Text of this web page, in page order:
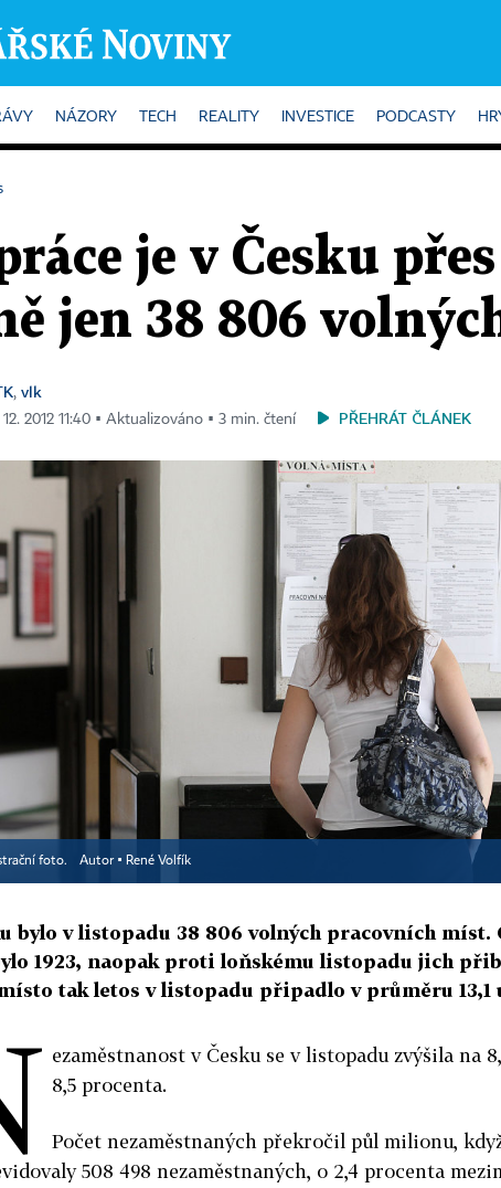
NÁZORY TECH REALITY INVESTICE PODCASTY
je v Česku
jen 38 806
, vlk
12. 2012 11:40 ▪ Aktualizováno ▪ 3 min. čtení PŘEHRÁT ČLÁNEK
foto. Autor ▪ René Volfík
bylo v listopadu 38 806 volných pracovních
1923, naopak proti loňskému listopadu jich
tak letos v listopadu připadlo v průměru 13,1
ezaměstnanost v Česku se v listopadu zvýšila na
8,5 procenta.
Počet nezaměstnaných překročil půl milionu,
508 498 nezaměstnaných, o 2,4 procenta